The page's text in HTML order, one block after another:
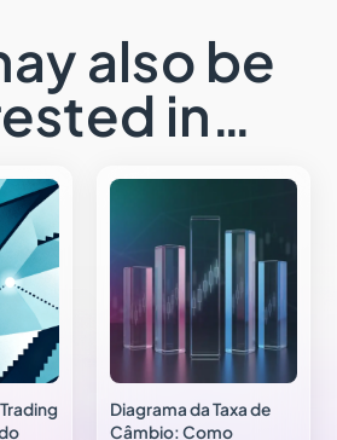
also be
in…
Diagrama da Taxa de
Câmbio: Como